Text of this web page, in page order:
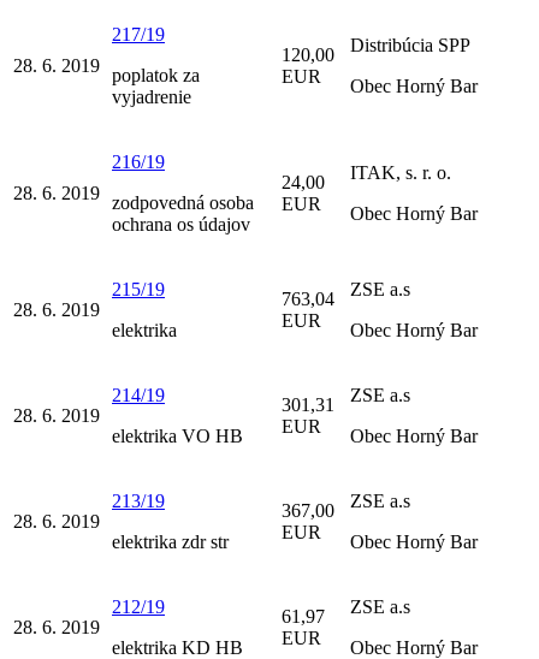
28. 6. 2019
217/19
poplatok za
vyjadrenie
120,00
EUR
Distribúcia SPP
Obec Horný Bar
28. 6. 2019
216/19
zodpovedná osoba
ochrana os údajov
24,00
EUR
ITAK, s. r. o.
Obec Horný Bar
28. 6. 2019
215/19
elektrika
763,04
EUR
ZSE a.s
Obec Horný Bar
28. 6. 2019
214/19
elektrika VO HB
301,31
EUR
ZSE a.s
Obec Horný Bar
28. 6. 2019
213/19
elektrika zdr str
367,00
EUR
ZSE a.s
Obec Horný Bar
28. 6. 2019
212/19
elektrika KD HB
61,97
EUR
ZSE a.s
Obec Horný Bar